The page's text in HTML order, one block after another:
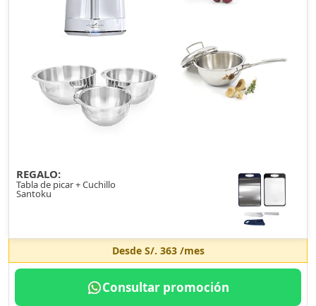
REGALO:
Tabla de picar + Cuchillo
Santoku
Desde S/. 363/mes
Consultar promoción